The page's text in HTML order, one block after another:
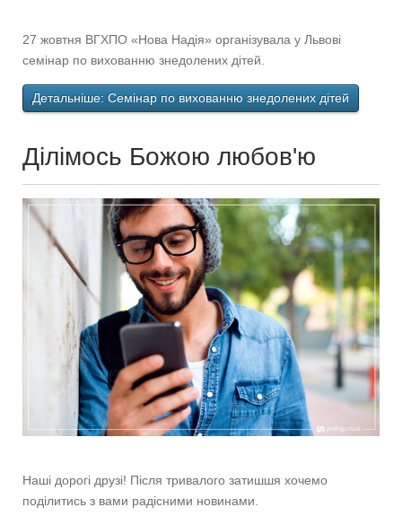
27 жовтня ВГХПО «Нова Надія» організувала у Львові
семінар по вихованню знедолених дітей.
Детальніше: Cемінар по вихованню знедолених дітей
Ділімось Божою любов'ю
Наші дорогі друзі! Після тривалого затишшя хочемо
поділитись з вами радісними новинами.